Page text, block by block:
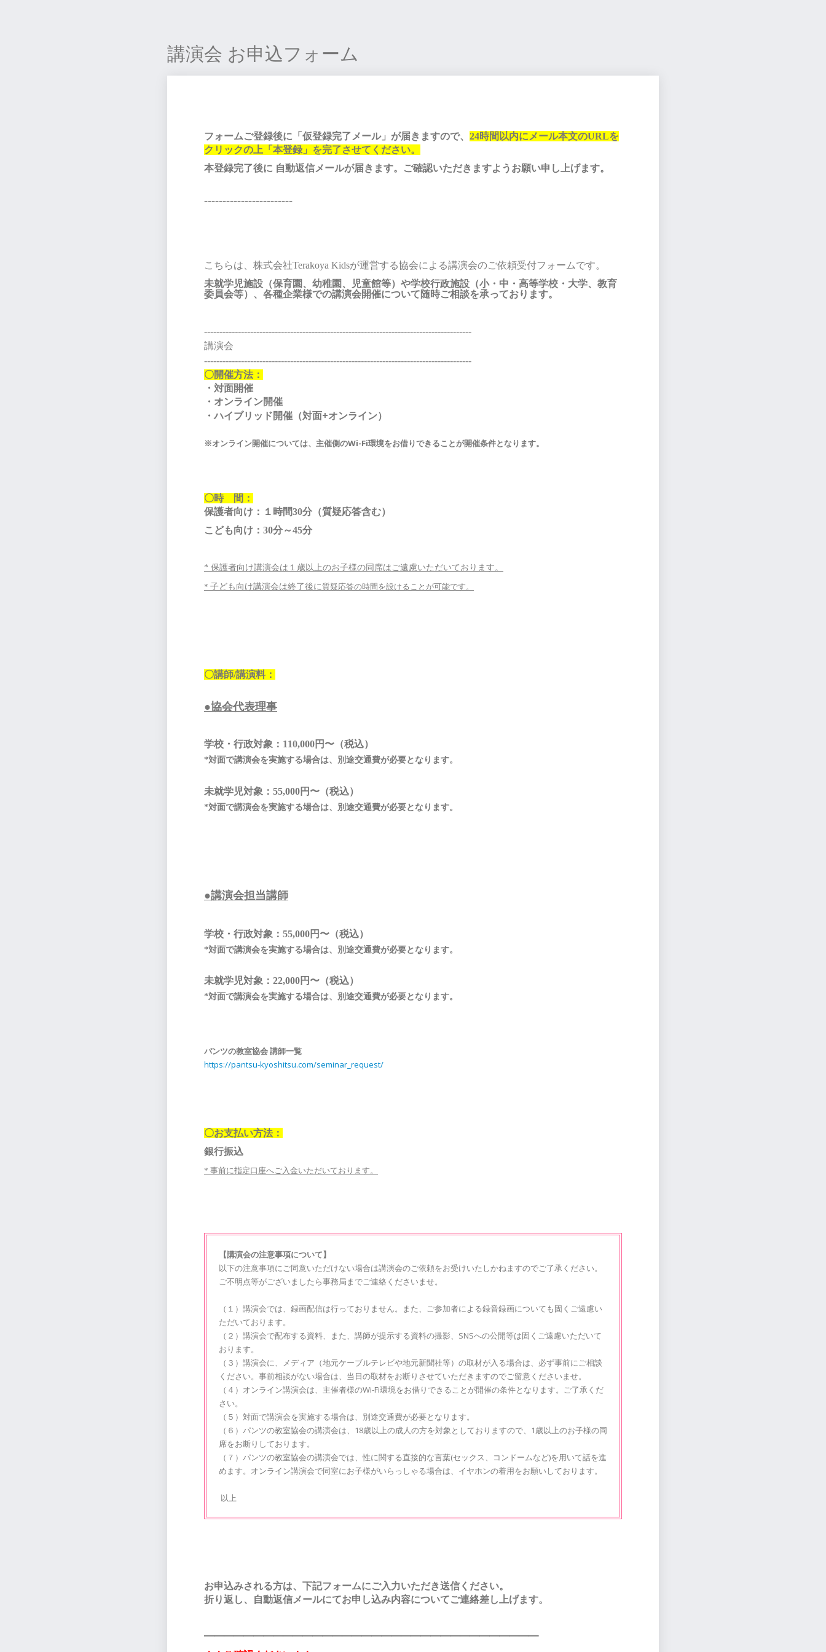
講演会 お申込フォーム
フォームご登録後に「仮登録完了メール」が届きますので、 24時間以内にメール本文のURLを
クリックの上「本登録」を完了させてください。
本登録完了後に 自動返信メールが届きます。ご確認いただきますようお願い申し上げます。
------------------------
こちらは、株式会社Terakoya Kidsが運営する協会による講演会のご依頼受付フォームです。
未就学児施設（保育園、幼稚園、児童館等）や学校行政施設（小・中・高等学校・大学、教育
委員会等）、各種企業様での講演会開催について随時ご相談を承っております。
---------------------------------------------------------------------------------------
講演会
---------------------------------------------------------------------------------------
〇開催方法：
・対面開催
・オンライン開催
・ハイブリッド開催（対面+オンライン）
※オンライン開催については、 主催側のWi-Fi環境をお借りできることが開催条件となります。
〇時 間：
保護者向け：１時間30分（質疑応答含む）
こども向け：30分～45分
* 保護者向け講演会は１歳以上のお子様の同席はご遠慮いただいております。
* 子ども向け講演会は終了後に質疑応答の時間を設けることが可能です。
〇講師/講演料：
●協会代表理事
学校・行政対象：110,000円〜（税込）
*対面で講演会を実施する場合は、別途交通費が必要となります。
未就学児対象：55,000円〜（税込）
*対面で講演会を実施する場合は、別途交通費が必要となります。
●講演会担当講師
学校・行政対象： 55,000円〜（税込）
*対面で講演会を実施する場合は、別途交通費が必要となります。
未就学児対象：22,000円〜（税込）
*対面で講演会を実施する場合は、別途交通費が必要となります。
パンツの教室協会 講師一覧
https://pantsu-kyoshitsu.com/seminar_request/
〇お支払い方法：
銀行振込
* 事前に指定口座へご入金いただいております。
【講演会の注意事項について】
以下の注意事項にご同意いただけない場合は講演会のご依頼をお受けいたしかねますのでご了承ください。
ご不明点等がございましたら事務局までご連絡くださいませ。
（１）講演会では、録画配信は行っておりません。また、ご参加者による録音録画についても固くご遠慮い
ただいております。
（２） 講演会で配布する資料、また、講師が提示する資料の撮影、SNSへの公開等は固くご遠慮いただいて
おります。
（３）講演会に、メディア（地元ケーブルテレビや地元新聞社等）の取材が入る場合は、必ず事前にご相談
ください。事前相談がない場合は、当日の取材をお断りさせていただきますのでご留意くださいませ。
（４）オンライン講演会は、主催者様のWi-Fi環境をお借りできることが開催の条件となります。ご了承くだ
さい。
（５）対面で講演会を実施する場合は、別途交通費が必要となります。
（６） パンツの教室協会の講演会は、18歳以上の成人の方を対象としておりますので、1歳以上のお子様の同
席をお断りしております。
（７） パンツの教室協会の講演会では、性に関する直接的な言葉(セックス、コンドームなど)を用いて話を進
めます。オンライン講演会で同室にお子様がいらっしゃる場合は、イヤホンの着用をお願いしております。
以上
お申込みされる方は、下記フォームにご入力いただき送信ください。
折り返し、自動返信メールにてお申し込み内容についてご連絡差し上げます。
━━━━━━━━━━━━━━━━━━━━━━━━━━━━━━━━━━